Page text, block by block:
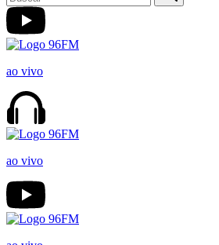
ao vivo
ao vivo